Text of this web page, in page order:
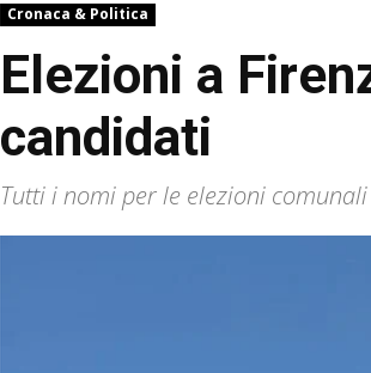
Cronaca & Politica
Elezioni a
candidati
Tutti i nomi per le elezioni